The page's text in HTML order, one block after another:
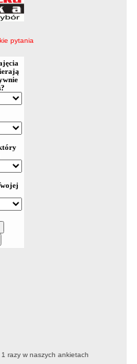
pytania
1 razy w naszych ankietach